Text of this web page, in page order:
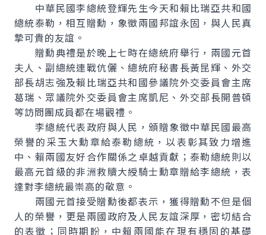
中華民國李總統登輝先生今天和賴比瑞亞共和國
總統泰勒，相互贈勳，象徵兩國邦誼永固，與人民真
摯可貴的友誼。
贈勳典禮是於晚上七時在總統府舉行，兩國元首
夫人、副總統連戰伉儷、總統府秘書長黃昆輝、外交
部長胡志強及賴比瑞亞共和國參議院外交委員會主席
葛瑞、眾議院外交委員會主席凱尼、外交部長開普頓
等訪問團成員都在場觀禮。
李總統代表政府與人民，頒贈象徵中華民國最高
榮譽的采玉大勳章給泰勒總統，以表彰其致力增進
中、賴兩國友好合作關係之卓越貢獻；泰勒總統則以
最高元首級的非洲救贖大綬騎士勳章贈給李總統，表
達對李總統最崇高的敬意。
兩國元首接受贈勳後都表示，獲得贈勳不但是個
人的榮譽，更是兩國政府及人民友誼深厚，密切結合
的表徵；同時期盼，中賴兩國能在現有穩固的基礎